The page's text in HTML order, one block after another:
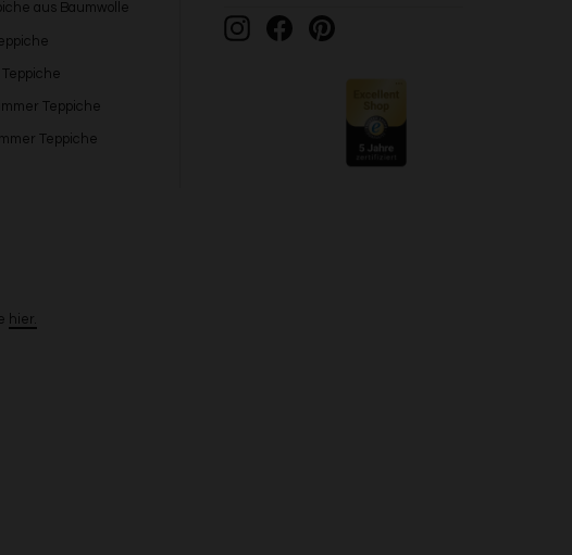
aus Baumwolle
Teppiche
Teppiche
Instagram
FacebookPinterest
hier.